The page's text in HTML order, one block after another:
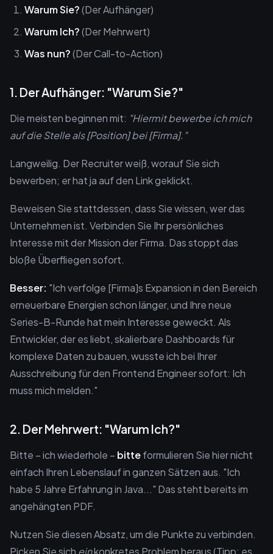
Warum Sie?(Der Aufhänger)
Warum Ich?(Der Mehrwert)
Was nun?(Der Call-to-Action)
1. Der Aufhänger: "Warum Sie?"
Die meisten beginnen mit: "Hiermit bewerbe ich mich
auf die Stelle als [Position] bei [Firma]."
Langweilig. Der Recruiter weiß, worauf Sie sich
bewerben; er hat ja auf den Link geklickt.
Beweisen Sie stattdessen, dass Sie wissen, wer das
Unternehmen ist. Verbinden Sie Ihr persönliches
Interesse mit der Mission der Firma. Das stoppt das
bloße Überfliegen sofort.
Besser: "Ich verfolge [Firma]s Expansion in den Bereich
erneuerbare Energien schon länger, und Ihre neue
Series-B-Runde hat mein Interesse geweckt. Als
Entwickler, der es liebt, skalierbare Dashboards für
komplexe Daten zu bauen, wusste ich bei Ihrer
Ausschreibung für den Frontend Engineer sofort: Ich
muss mich melden."
2. Der Mehrwert: "Warum Ich?"
Bitte – ich wiederhole – bitteformulieren Sie hier nicht
einfach Ihren Lebenslauf in ganzen Sätzen aus. "Ich
habe 5 Jahre Erfahrung in Java..." Das steht bereits im
angehängten PDF.
Nutzen Sie diesen Absatz, um die Punkte zu verbinden.
Picken Sie sich einkonkretes Problem heraus (Tipp: es